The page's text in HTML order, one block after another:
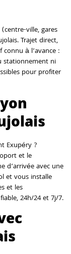
ville, gares
Trajet direct,
à l’avance :
stationnement ni
pour profiter
Exupéry ?
et le
d’arrivée avec une
et vous installe
et les
24h/24 et 7j/7.